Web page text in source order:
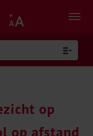
op
op afstand